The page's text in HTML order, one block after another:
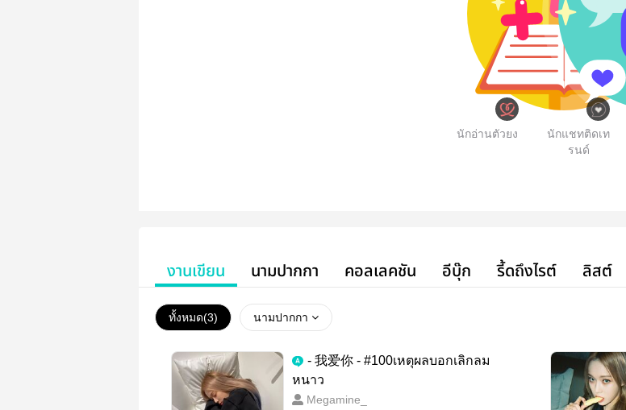
นักอ่านตัวยง
นักแชทติดเท
รนด์
งานเขียน นามปากกา คอลเลคชัน อีบุ๊ก รี้ดถึงไรต์ ลิสต์
ทั้งหมด(3) นามปากกา
- 我爱你 - #100เหตุผลบอกเลิกลม
หนาว
Megamine_